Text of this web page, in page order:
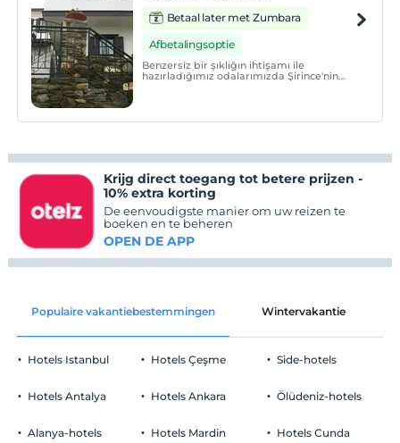
Betaal later met Zumbara
Afbetalingsoptie
Benzersiz bir şıklığın ihtişamı ile
hazırladığımız odalarımızda Şirince'nin
Krijg direct toegang tot betere prijzen -
10% extra korting
De eenvoudigste manier om uw reizen te
boeken en te beheren
OPEN DE APP
Populaire vakantiebestemmingen Wintervakantie
Hotels Istanbul
Hotels Antalya
Alanya-hotels
Hotels Çeşme
Hotels Ankara
Hotels Mardin
Side-hotels
Ölüdeniz-hotels
Hotels Cunda